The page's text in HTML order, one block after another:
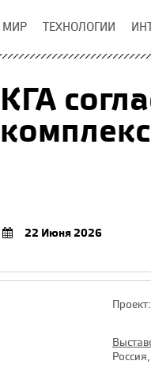
МИР ТЕХНОЛОГИИ
КГА
22 Июня 2026
Проект: